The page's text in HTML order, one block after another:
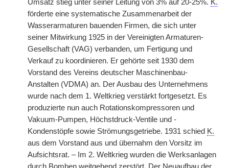
Umsatz stieg unter seiner Leitung von 3% auf 20-25%. K.
förderte eine systematische Zusammenarbeit der
Wasserarmaturen bauenden Firmen, die sich unter
seiner Mitwirkung 1925 in der Vereinigten Armaturen-
Gesellschaft (VAG) verbanden, um Fertigung und
Verkauf zu koordinieren. Er gehörte seit 1930 dem
Vorstand des Vereins deutscher Maschinenbau-
Anstalten (VDMA) an. Der Ausbau des Unternehmens
wurde nach dem 1. Weltkrieg verstärkt fortgesetzt. Es
produzierte nun auch Rotationskompressoren und
Vakuum-Pumpen, Höchstdruck-Ventile und -
Kondenstöpfe sowie Strömungsgetriebe. 1931 schied K.
aus dem Vorstand aus und übernahm den Vorsitz im
Aufsichtsrat. – Im 2. Weltkrieg wurden die Werksanlagen